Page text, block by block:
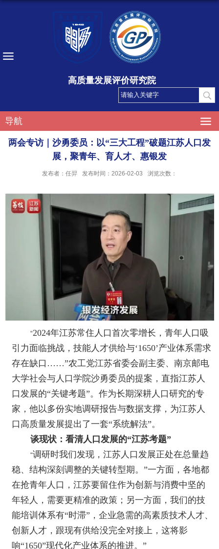
高质量发展评价研究院
导航
两会专访｜沙勇委员：以“三大工程”破题江苏人口发
展，聚青年、育人才、惠银发
发布者：任羿 发布时间：2026-02-03 浏览次数：
“2024年江苏常住人口首次零增长，青年人口吸
引力面临挑战，技能人才供给与‘1650’产业体系需求
存在缺口……”农工党江苏省委会副主委、南京邮电
大学社会与人口学院沙勇委员的提案，直指江苏人
口发展的“关键考题”。作为长期深耕人口研究的专
家，他以多份实地调研报告与数据支撑，为江苏人
口高质量发展提出了一套“系统解法”。
谈现状：看清人口发展的“江苏考题”
“调研时我们发现，江苏人口发展正处在总量趋
稳、结构深刻调整的关键转型期。”一方面，各地都
在抢青年人口，江苏要留住作为创新与消费中坚的
年轻人，需要更精准的政策；另一方面，我们的技
能培训体系有“时滞”，企业急需的高素质技术人才、
创新人才，跟现有供给没完全对接上，这将影
响“1650”现代化产业体系的推进。”